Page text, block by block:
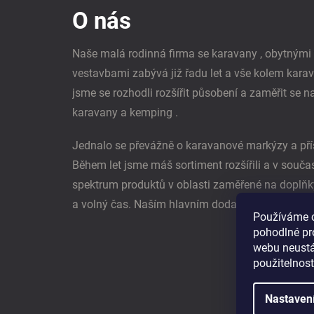
Používáme
pohodlné
webu
O nás
Naše malá rodinná firma se karavany ,
vestavbami zabývá již řadu let a vše kolem
jsme se rozhodli rozšířit působení a zaměřit se
karavany a kemping .
Jednalo se převážně o karavanové markýzy a
Během let jsme máš sortiment rozšířili a v
spektrum produktů v oblasti zaměřené na
a volný čas. Naším hlavním dodavatel je